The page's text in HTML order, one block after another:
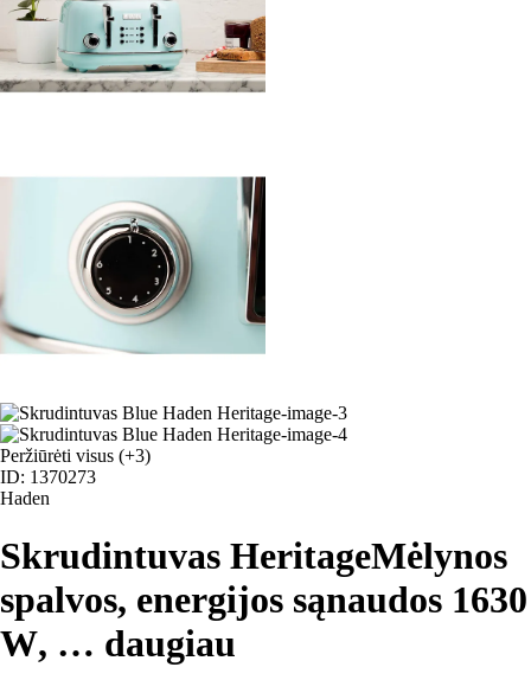
Peržiūrėti visus (+3)
ID: 1370273
Haden
Skrudintuvas HeritageMėlynos
spalvos, energijos sąnaudos 1630
W, … daugiau